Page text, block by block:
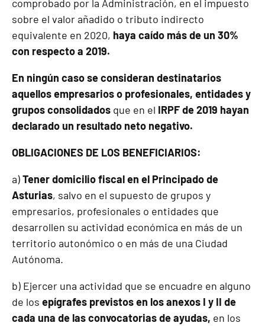
comprobado por la Administración, en el impuesto
sobre el valor añadido o tributo indirecto
equivalente en 2020, haya caído más de un 30%
con respecto a 2019.
En ningún caso se consideran destinatarios
aquellos empresarios o profesionales, entidades y
grupos consolidados que en el IRPF de 2019 hayan
declarado un resultado neto negativo.
OBLIGACIONES DE LOS BENEFICIARIOS:
a)Tener domicilio fiscal en el Principado de
Asturias, salvo en el supuesto de grupos y
empresarios, profesionales o entidades que
desarrollen su actividad económica en más de un
territorio autonómico o en más de una Ciudad
Autónoma.
b) Ejercer una actividad que se encuadre en alguno
de los epígrafes previstos en los anexos I y II de
cada una de las convocatorias de ayudas, en los